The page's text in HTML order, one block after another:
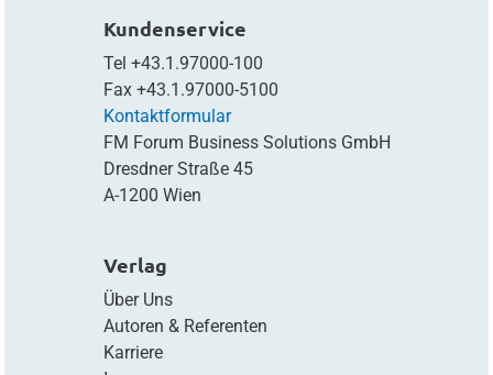
Kundenservice
Tel +43.1.97000-100
Fax +43.1.97000-5100
Kontaktformular
FM Forum Business Solutions GmbH
Dresdner Straße 45
A-1200 Wien
Verlag
Über Uns
Autoren & Referenten
Karriere